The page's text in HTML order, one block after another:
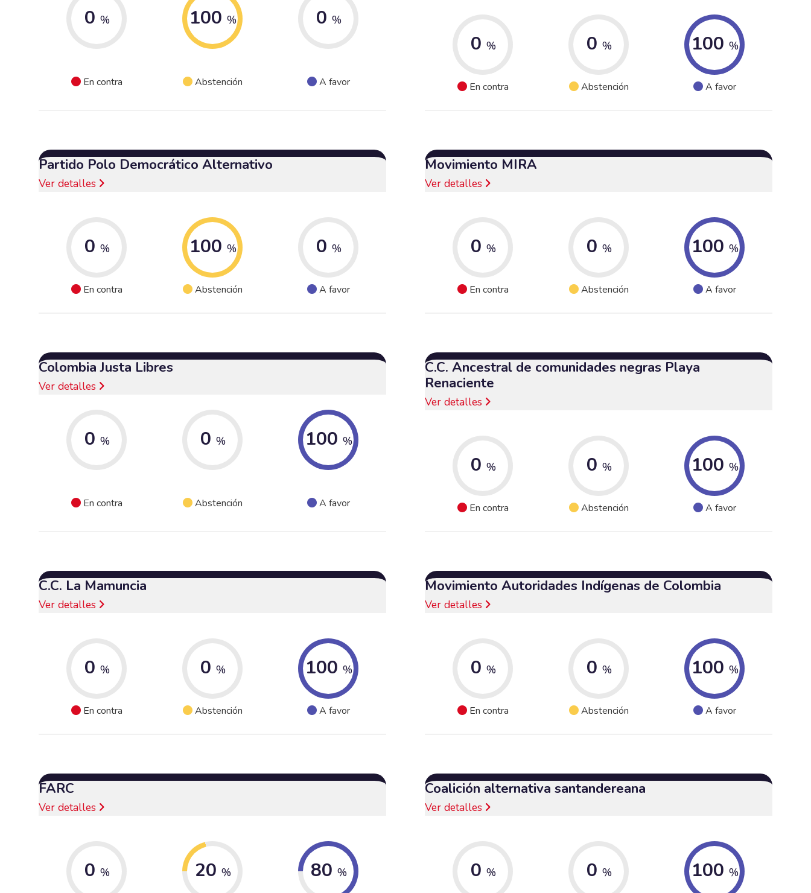
0 %
En contra
100 %
Abstención
0 %
A favor
0 %
En contra
0 %
Abstención
100 %
A favor
Partido Polo Democrático Alternativo
Ver detalles
0 %
En contra
100 %
Abstención
0 %
A favor
Movimiento MIRA
Ver detalles
0 %
En contra
0 %
Abstención
100 %
A favor
Colombia Justa Libres
Ver detalles
0 %
En contra
0 %
Abstención
100 %
A favor
C.C. Ancestral de comunidades negras Playa
Renaciente
Ver detalles
0 %
En contra
0 %
Abstención
100 %
A favor
C.C. La Mamuncia
Ver detalles
0 %
En contra
0 %
Abstención
100 %
A favor
Movimiento Autoridades Indígenas de Colombia
Ver detalles
0 %
En contra
0 %
Abstención
100 %
A favor
FARC
Ver detalles
0 % 20 % 80 %
Coalición alternativa santandereana
Ver detalles
0 % 0 % 100 %